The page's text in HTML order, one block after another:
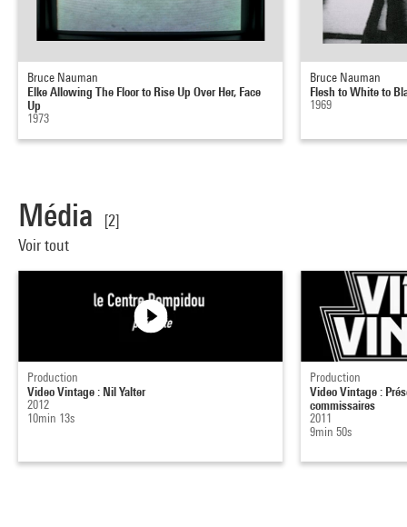
Bruce Nauman
Elke Allowing The Floor to Rise Up Over Her, Face
Up
1973
Bruce Nauman
Flesh to White to
1969
Média
[2]
Voir tout
Production
Video Vintage : Nil Yalter
2012
10min 13s
Production
Video Vintage :
commissaires
2011
9min 50s